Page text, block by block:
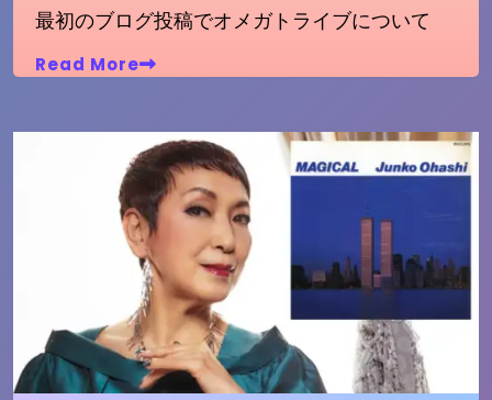
最初のブログ投稿でオメガトライブについて
Read More